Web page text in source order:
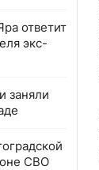
ответит
экс-
заняли
СВО